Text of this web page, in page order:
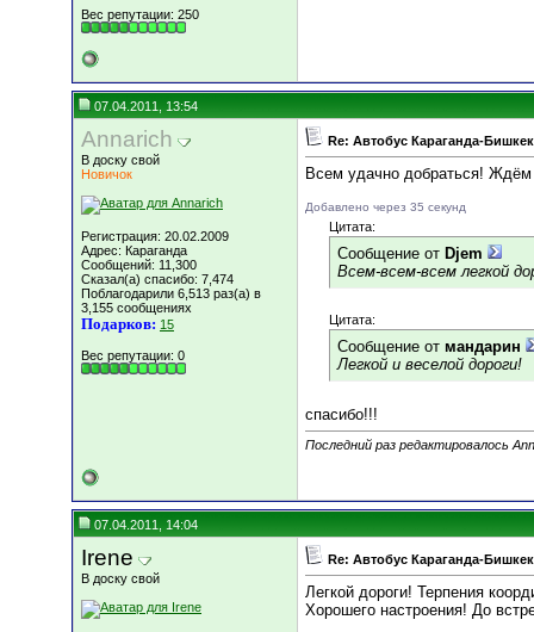
Вес репутации: 250
07.04.2011, 13:54
Annarich
В доску свой
Новичок
Регистрация: 20.02.2009
Адрес: Караганда
Сообщений: 11,300
Сказал(а) спасибо: 7,474
Поблагодарили 6,513 раз(а) в
3,155 сообщениях
Подарков: 15
Вес репутации: 0
Re: Автобус Караганда-
Всем удачно добраться!
Добавлено через 35 секунд
Цитата:
Сообщение от Djem
Всем-всем-всем легкой
Цитата:
Сообщение от мандарин
Легкой и веселой дороги!
спасибо!!!
Последний раз редактировалось
07.04.2011, 14:04
Irene
В доску свой
Re: Автобус Караганда-
Легкой дороги! Терпения
Хорошего настроения! До